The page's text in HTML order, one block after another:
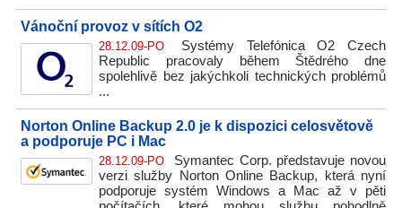
Vánoční provoz v sítích O2
28.12.09-PO
Systémy Telefónica O2 Czech
Republic pracovaly během Štědrého dne
spolehlivě bez jakýchkoli technických problémů
...
Norton Online Backup 2.0 je k dispozici celosvětově
a podporuje PC i Mac
28.12.09-PO
Symantec Corp. představuje novou
verzi služby Norton Online Backup, která nyní
podporuje systém Windows a Mac až v pěti